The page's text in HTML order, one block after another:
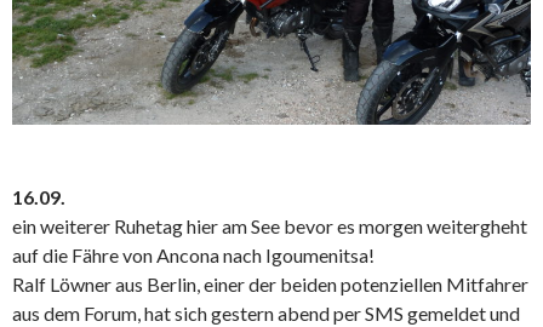
16.09.
ein weiterer Ruhetag hier am See bevor es morgen weitergheht
auf die Fähre von Ancona nach Igoumenitsa!
Ralf Löwner aus Berlin, einer der beiden potenziellen Mitfahrer
aus dem Forum, hat sich gestern abend per SMS gemeldet und